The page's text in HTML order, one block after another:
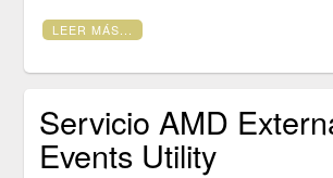
LEER MÁS...
Servicio AMD
Events Utility